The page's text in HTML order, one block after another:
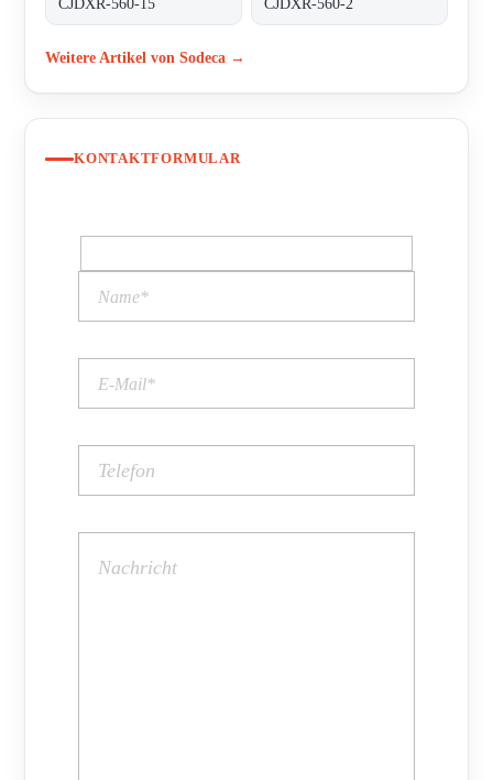
CJDXR-560-15 CJDXR-560-2
Weitere Artikel von Sodeca →
KONTAKTFORMULAR